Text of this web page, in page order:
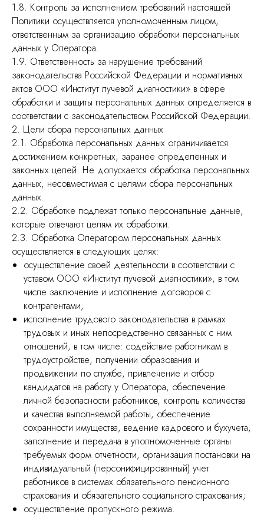
1.8. Контроль за исполнением требований настоящей
Политики осуществляется уполномоченным лицом,
ответственным за организацию обработки персональных
данных у Оператора.
1.9. Ответственность за нарушение требований
законодательства Российской Федерации и нормативных
актов ООО «Институт лучевой диагностики» в сфере
обработки и защиты персональных данных определяется в
соответствии с законодательством Российской Федерации.
2. Цели сбора персональных данных
2.1. Обработка персональных данных ограничивается
достижением конкретных, заранее определенных и
законных целей. Не допускается обработка персональных
данных, несовместимая с целями сбора персональных
данных.
2.2. Обработке подлежат только персональные данные,
которые отвечают целям их обработки.
2.3. Обработка Оператором персональных данных
осуществляется в следующих целях:
осуществление своей деятельности в соответствии с
уставом ООО «Институт лучевой диагностики», в том
числе заключение и исполнение договоров с
контрагентами;
исполнение трудового законодательства в рамках
трудовых и иных непосредственно связанных с ним
отношений, в том числе: содействие работникам в
трудоустройстве, получении образования и
продвижении по службе, привлечение и отбор
кандидатов на работу у Оператора, обеспечение
личной безопасности работников, контроль количества
и качества выполняемой работы, обеспечение
сохранности имущества, ведение кадрового и бухучета,
заполнение и передача в уполномоченные органы
требуемых форм отчетности, организация постановки на
индивидуальный (персонифицированный) учет
работников в системах обязательного пенсионного
страхования и обязательного социального страхования;
осуществление пропускного режима.